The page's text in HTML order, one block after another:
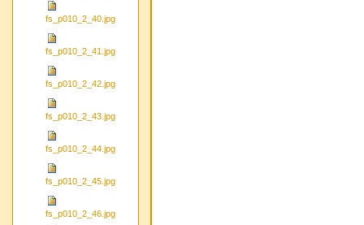
fs_p010_2_40.jpg
fs_p010_2_41.jpg
fs_p010_2_42.jpg
fs_p010_2_43.jpg
fs_p010_2_44.jpg
fs_p010_2_45.jpg
fs_p010_2_46.jpg